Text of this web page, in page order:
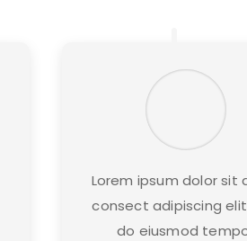
Lorem ipsum dolor sit
consect adipiscing
do eiusmod